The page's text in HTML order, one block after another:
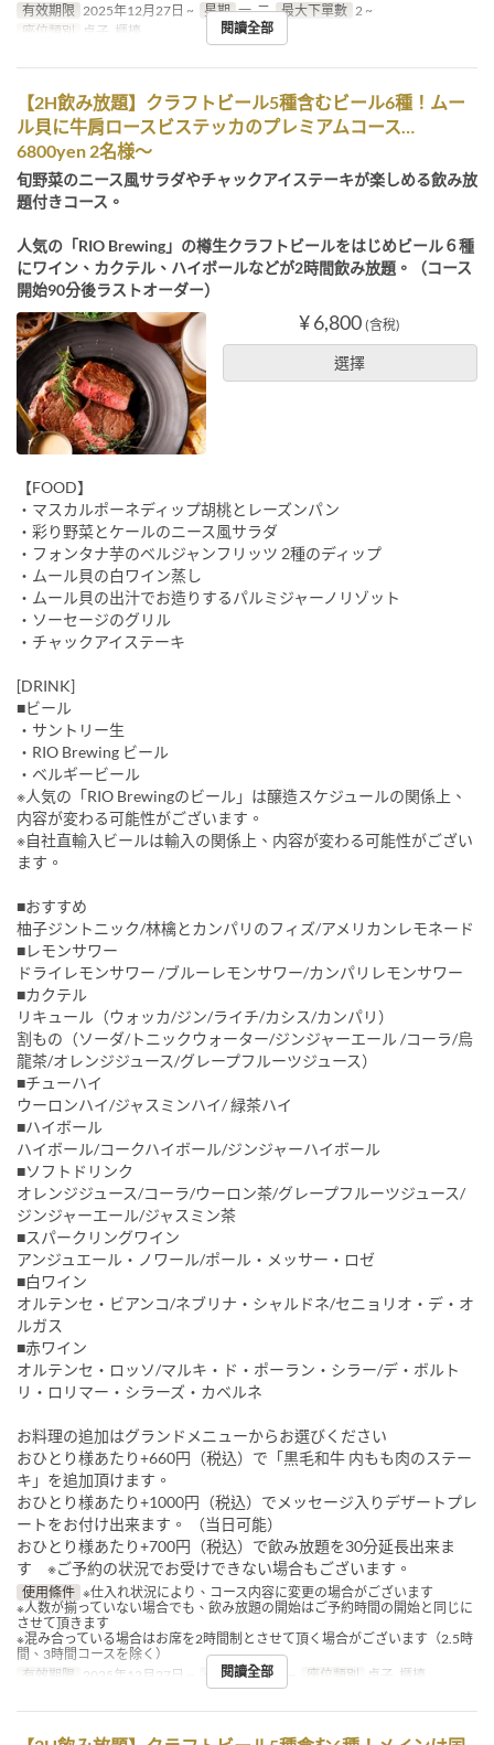
有效期限 2025年12月27日 ~ 星期 一, 二 最大下單數 2 ~
座位類別
桌子, 櫃檯 閱讀全部
【2H飲み放題】クラフトビール5種含むビール6種！ムー
ル貝に牛肩ロースビステッカのプレミアムコース…
6800yen 2名様～
旬野菜のニース風サラダやチャックアイステーキが楽しめる飲み放
題付きコース。
人気の「RIO Brewing」の樽生クラフトビールをはじめビール６種
にワイン、カクテル、ハイボールなどが2時間飲み放題。（コース
開始90分後ラストオーダー）
¥ 6,800 (含稅)
選擇
【FOOD】
・マスカルポーネディップ胡桃とレーズンパン
・彩り野菜とケールのニース風サラダ
・フォンタナ芋のベルジャンフリッツ 2種のディップ
・ムール貝の白ワイン蒸し
・ムール貝の出汁でお造りするパルミジャーノリゾット
・ソーセージのグリル
・チャックアイステーキ
[DRINK]
■ビール
・サントリー生
・RIO Brewing ビール
・ベルギービール
※人気の「RIO Brewingのビール」は醸造スケジュールの関係上、
内容が変わる可能性がございます。
※自社直輸入ビールは輸入の関係上、内容が変わる可能性がござい
ます。
■おすすめ
柚子ジントニック/林檎とカンパリのフィズ/アメリカンレモネード
■レモンサワー
ドライレモンサワー /ブルーレモンサワー/カンパリレモンサワー
■カクテル
リキュール（ウォッカ/ジン/ライチ/カシス/カンパリ）
割もの（ソーダ/トニックウォーター/ジンジャーエール /コーラ/烏
龍茶/オレンジジュース/グレープフルーツジュース）
■チューハイ
ウーロンハイ/ジャスミンハイ/ 緑茶ハイ
■ハイボール
ハイボール/コークハイボール/ジンジャーハイボール
■ソフトドリンク
オレンジジュース/コーラ/ウーロン茶/グレープフルーツジュース/
ジンジャーエール/ジャスミン茶
■スパークリングワイン
アンジュエール・ノワール/ポール・メッサー・ロゼ
■白ワイン
オルテンセ・ビアンコ/ネブリナ・シャルドネ/セニョリオ・デ・オ
ルガス
■赤ワイン
オルテンセ・ロッソ/マルキ・ド・ポーラン・シラー/デ・ボルト
リ・ロリマー・シラーズ・カベルネ
お料理の追加はグランドメニューからお選びください
おひとり様あたり+660円（税込）で「黒毛和牛 内もも肉のステー
キ」を追加頂けます。
おひとり様あたり+1000円（税込）でメッセージ入りデザートプレ
ートをお付け出来ます。 （当日可能）
おひとり様あたり+700円（税込）で飲み放題を30分延長出来ま
す ※ご予約の状況でお受けできない場合もございます。
使用條件 ※仕入れ状況により、コース内容に変更の場合がございます
※人数が揃っていない場合でも、飲み放題の開始はご予約時間の開始と同じに
させて頂きます
※混み合っている場合はお席を2時間制とさせて頂く場合がございます（2.5時
間、3時間コースを除く）
有效期限 2025年12月27日 ~ 最大下單數 座位類別 桌子, 櫃檯
閱讀全部